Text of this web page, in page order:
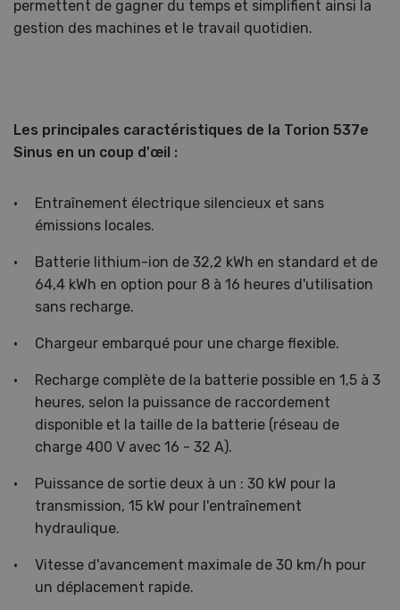
permettent de gagner du temps et simplifient ainsi la
gestion des machines et le travail quotidien.
Les principales caractéristiques de la Torion 537e
Sinus en un coup d'œil :
Entraînement électrique silencieux et sans
émissions locales.
Batterie lithium-ion de 32,2 kWh en standard et de
64,4 kWh en option pour 8 à 16 heures d'utilisation
sans recharge.
Chargeur embarqué pour une charge flexible.
Recharge complète de la batterie possible en 1,5 à 3
heures, selon la puissance de raccordement
disponible et la taille de la batterie (réseau de
charge 400 V avec 16 - 32 A).
Puissance de sortie deux à un : 30 kW pour la
transmission, 15 kW pour l'entraînement
hydraulique.
Vitesse d'avancement maximale de 30 km/h pour
un déplacement rapide.